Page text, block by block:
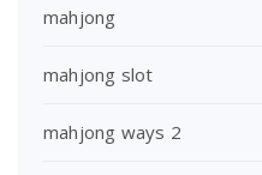
mahjong
mahjong slot
mahjong ways 2